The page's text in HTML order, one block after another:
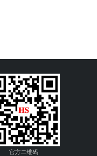
官方二维码